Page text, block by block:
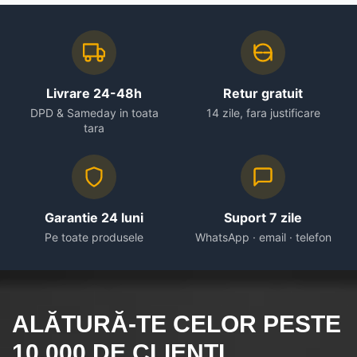
Livrare 24-48h
DPD & Sameday in toata
tara
Retur gratuit
14 zile, fara justificare
Garantie 24 luni
Pe toate produsele
Suport 7 zile
WhatsApp · email · telefon
ALĂTURĂ-TE CELOR PESTE